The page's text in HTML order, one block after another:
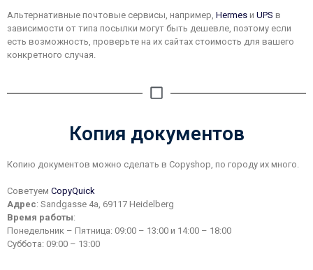
Альтернативные почтовые сервисы, например, Hermes и UPS в
зависимости от типа посылки могут быть дешевле, поэтому если
есть возможность, проверьте на их сайтах стоимость для вашего
конкретного случая.
Копия документов
Копию документов можно сделать в Copyshop, по городу их много.
Советуем СopyQuick
Адрес: Sandgasse 4a, 69117 Heidelberg
Время работы:
Понедельник – Пятница: 09:00 – 13:00 и 14:00 – 18:00
Суббота: 09:00 – 13:00